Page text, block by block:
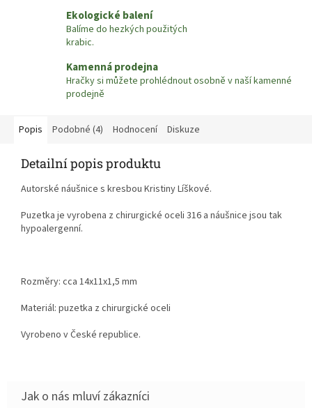
Ekologické balení
Balíme do hezkých použitých
krabic.
Kamenná prodejna
Hračky si můžete prohlédnout osobně v naší kamenné
prodejně
Popis Podobné (4) Hodnocení Diskuze
Detailní popis produktu
Autorské náušnice s kresbou Kristiny Líškové.
Puzetka je vyrobena z chirurgické oceli 316 a náušnice jsou tak
hypoalergenní.
Rozměry: cca 14x11x1,5 mm
Materiál: puzetka z chirurgické oceli
Vyrobeno v České republice.